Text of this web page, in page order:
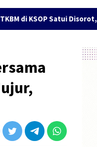
Disorot, Pengguna Jasa